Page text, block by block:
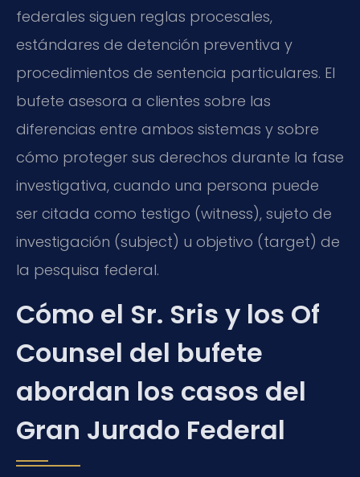
federales siguen reglas procesales,
estándares de detención preventiva y
procedimientos de sentencia particulares. El
bufete asesora a clientes sobre las
diferencias entre ambos sistemas y sobre
cómo proteger sus derechos durante la fase
investigativa, cuando una persona puede
ser citada como testigo (witness), sujeto de
investigación (subject) u objetivo (target) de
la pesquisa federal.
Cómo el Sr. Sris y los Of
Counsel del bufete
abordan los casos del
Gran Jurado Federal